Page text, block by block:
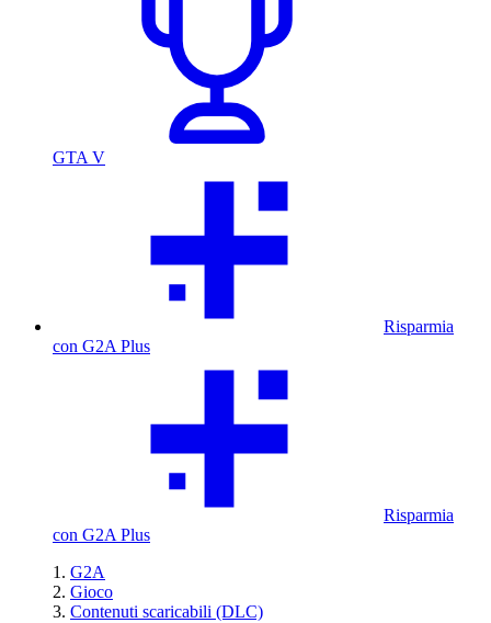
GTA V
Risparmia
con G2A Plus
Risparmia
con G2A Plus
G2A
Gioco
Contenuti scaricabili (DLC)